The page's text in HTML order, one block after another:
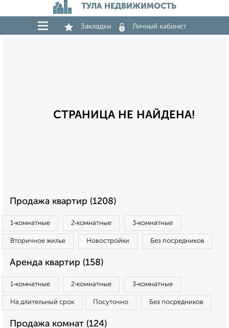
ТУЛА НЕДВИЖИМОСТЬ
Закладки Личный кабинет
СТРАНИЦА НЕ НАЙДЕНА!
Продажа квартир (1208)
1‑комнатные 2‑комнатные 3‑комнатные
Вторичное жилье Новостройки Без посредников
Аренда квартир (158)
1‑комнатные 2‑комнатные 3‑комнатные
На длительный срок Посуточно Без посредников
Продажа комнат (124)